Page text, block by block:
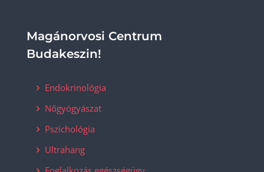
Magánorvosi Centrum
Budakeszin!
Endokrinológia
Nőgyógyászat
Pszichológia
Ultrahang